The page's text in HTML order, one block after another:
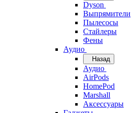
Dyson
Выпрямители
Пылесосы
Стайлеры
Фены
Аудио
Назад
Аудио
AirPods
HomePod
Marshall
Аксессуары